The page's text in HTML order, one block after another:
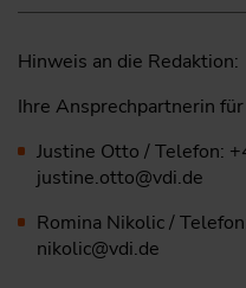
Hinweis an die Redaktion:
Ihre Ansprechpartnerin
Justine Otto / Telefon:
justine.otto@vdi.de
Romina Nikolic /
nikolic@vdi.de